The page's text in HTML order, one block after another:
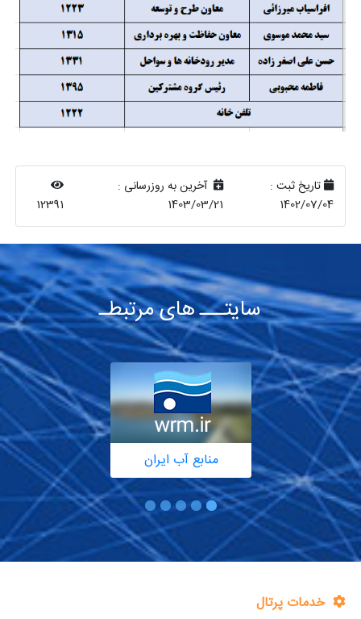
تاریخ ثبت :
1402/07/04
آخرین به روزرسانی :
1403/03/21
12391
سایتـــ های مرتبطـ
منابع آب ایران
خدمات پرتال